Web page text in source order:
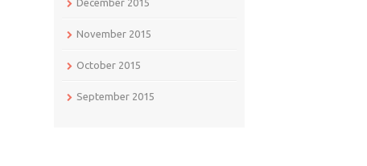
December 2015
November 2015
October 2015
September 2015